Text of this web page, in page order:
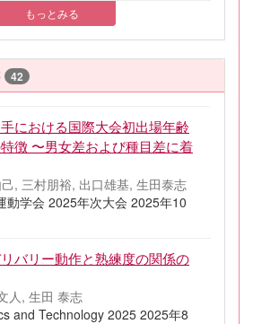
もっとみる
42
における国際大会初出場年齢
徴 〜男女差および種目差に着
, 三村朋裕, 出口雄基, 生田泰志
動学会 2025年次大会 2025年10
バリー動作と熟練度の関係の
人, 生田 泰志
and Technology 2025 2025年8